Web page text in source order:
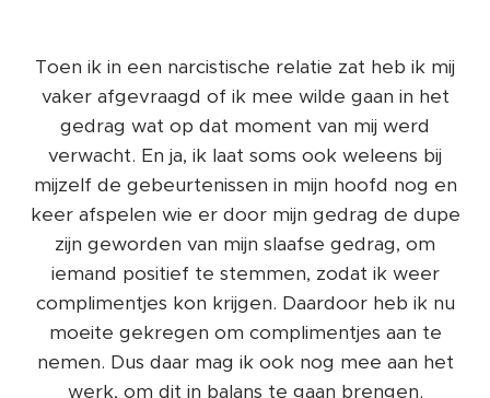
Toen ik in een narcistische relatie zat heb ik mij
vaker afgevraagd of ik mee wilde gaan in het
gedrag wat op dat moment van mij werd
verwacht. En ja, ik laat soms ook weleens bij
mijzelf de gebeurtenissen in mijn hoofd nog en
keer afspelen wie er door mijn gedrag de dupe
zijn geworden van mijn slaafse gedrag, om
iemand positief te stemmen, zodat ik weer
complimentjes kon krijgen. Daardoor heb ik nu
moeite gekregen om complimentjes aan te
nemen. Dus daar mag ik ook nog mee aan het
werk, om dit in balans te gaan brengen.